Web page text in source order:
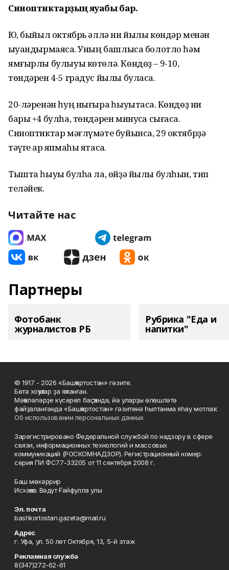
Синоптиктарҙың яуабы бар.
Юҡ, быйыл октябрь әллә ни йылы көндәр менән
ҡыуандырмаясаҡ. Уның башлыса болотло һәм
ямғырлы булыуы көтөлә. Көндөҙ – 9-10,
төндәрен 4-5 градус йылы буласаҡ.
20-ләренән һуң нығыраҡ һыуытасаҡ. Көндөҙ ни
бары +4 булһа, төндәрен минусҡа сығасаҡ.
Синоптиктар мәғлүмәте буйынса, 29 октябрҙә
тәүге ҡар япмаһы ятасаҡ.
Тышта һыуыҡ булһа ла, өйҙә йылы булһын, тип
теләйек.
Читайте нас
Партнеры
Фотобанк
журналистов РБ
Рубрика "Еда и
напитки"
© 1917 - 2026 «Башҡортостан» гәзите.
Бөтә хоҡуҡтар ҙа яҡланған.
Мәҡәләләрҙе күсереп баҫҡанда, йә уларҙы өлөшләтә
файҙаланғанда «Башҡортостан» гәзитенә һылтанма яһау мотлаҡ.
Об использовании персональных данных
Зарегистрировано Федеральной службой по надзору в сфере
связи, информационных технологий и массовых
коммуникаций (РОСКОМНАДЗОР). Регистрационный номер:
серия ПИ ФС77-33205 от 11 сентября 2008 г.
Баш мөхәррир
Исхаҡов Вәдүт Ғәйфулла улы
Эл. почта
bashkortostan.gazeta@mail.ru
Адрес
г. Уфа, ул. 50 лет Октября, 13, 5-й этаж
Рекламная служба
8(347)272-62-61